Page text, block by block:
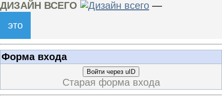
ДИЗАЙН ВСЕГО
—
это
Форма входа
Войти через uID
Старая форма входа